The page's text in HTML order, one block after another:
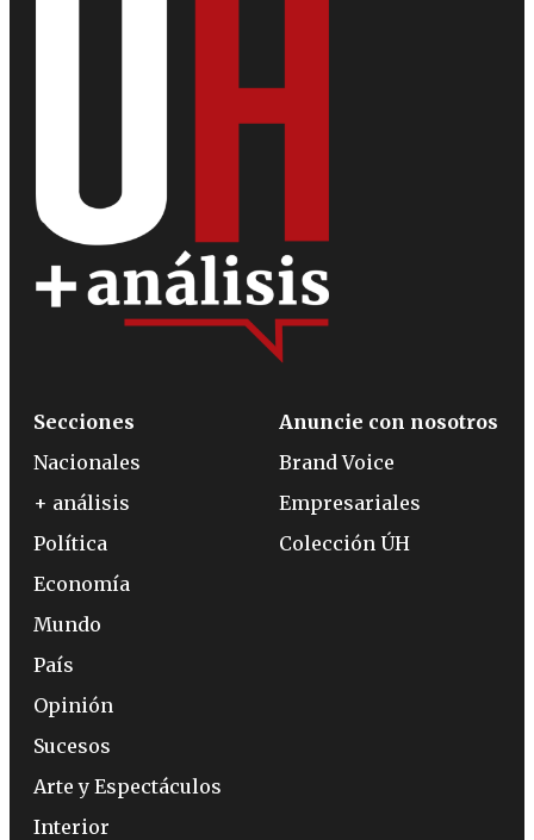
Secciones
Nacionales
+ análisis
Política
Economía
Mundo
País
Opinión
Sucesos
Arte y Espectáculos
Interior
Anuncie con nosotros
Brand Voice
Empresariales
Colección ÚH